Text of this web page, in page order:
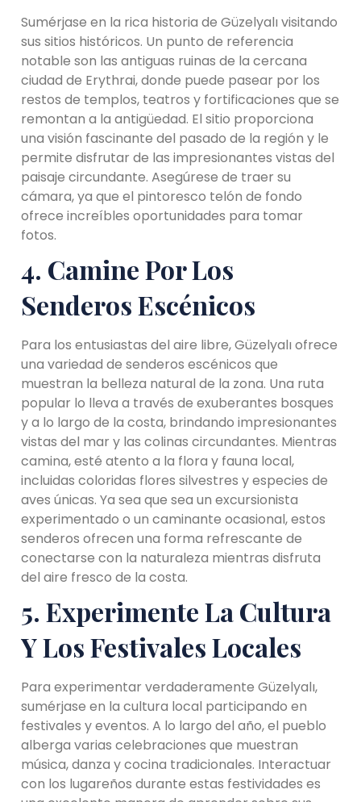
Sumérjase en la rica historia de Güzelyalı visitando
sus sitios históricos. Un punto de referencia
notable son las antiguas ruinas de la cercana
ciudad de Erythrai, donde puede pasear por los
restos de templos, teatros y fortificaciones que se
remontan a la antigüedad. El sitio proporciona
una visión fascinante del pasado de la región y le
permite disfrutar de las impresionantes vistas del
paisaje circundante. Asegúrese de traer su
cámara, ya que el pintoresco telón de fondo
ofrece increíbles oportunidades para tomar
fotos.
4. Camine Por Los
Senderos Escénicos
Para los entusiastas del aire libre, Güzelyalı ofrece
una variedad de senderos escénicos que
muestran la belleza natural de la zona. Una ruta
popular lo lleva a través de exuberantes bosques
y a lo largo de la costa, brindando impresionantes
vistas del mar y las colinas circundantes. Mientras
camina, esté atento a la flora y fauna local,
incluidas coloridas flores silvestres y especies de
aves únicas. Ya sea que sea un excursionista
experimentado o un caminante ocasional, estos
senderos ofrecen una forma refrescante de
conectarse con la naturaleza mientras disfruta
del aire fresco de la costa.
5. Experimente La Cultura
Y Los Festivales Locales
Para experimentar verdaderamente Güzelyalı,
sumérjase en la cultura local participando en
festivales y eventos. A lo largo del año, el pueblo
alberga varias celebraciones que muestran
música, danza y cocina tradicionales. Interactuar
con los lugareños durante estas festividades es